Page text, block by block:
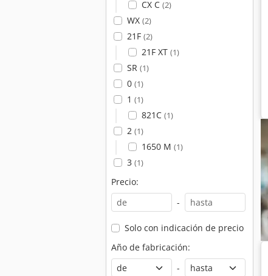
CX C (2)
WX (2)
21F (2)
21F XT (1)
SR (1)
0 (1)
1 (1)
821C (1)
2 (1)
1650 M (1)
3 (1)
Precio:
-
Solo con indicación de precio
Año de fabricación:
-